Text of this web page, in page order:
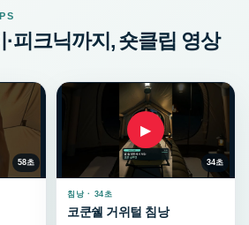
피크닉까지, 숏클립 영상
58초
▶
34초
침낭 · 34초
코쿤쉘 거위털 침낭